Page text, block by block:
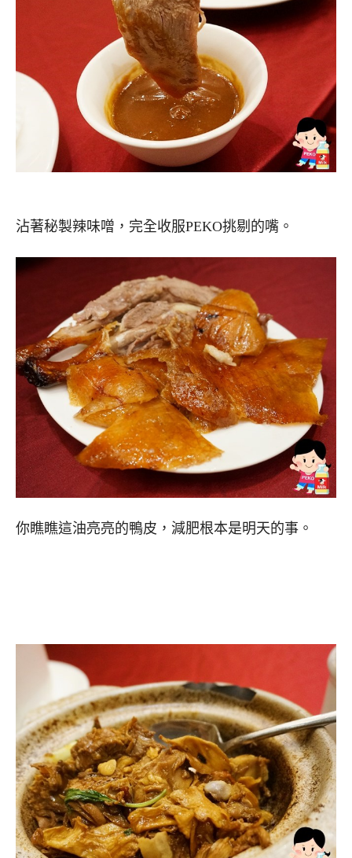
沾著秘製辣味噌，完全收服PEKO挑剔的嘴。
你瞧瞧這油亮亮的鴨皮，減肥根本是明天的事。